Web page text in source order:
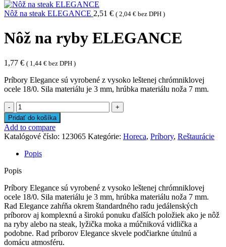
Nôž na steak ELEGANCE 2,51 € ( 2,04 € bez DPH )
Nôž na ryby ELEGANCE
1,77 € ( 1,44 € bez DPH )
Príbory Elegance sú vyrobené z vysoko leštenej chrómniklovej
ocele 18/0. Sila materiálu je 3 mm, hrúbka materiálu noža 7 mm.
množstvo
Nôž
na
ryby
ELEGANCE
Pridať do košíka
Add to compare
Katalógové číslo: 123065 Kategórie: Horeca, Príbory, Reštaurácie
Popis
Popis
Príbory Elegance sú vyrobené z vysoko leštenej chrómniklovej
ocele 18/0. Sila materiálu je 3 mm, hrúbka materiálu noža 7 mm.
Rad Elegance zahŕňa okrem štandardného radu jedálenských
príborov aj komplexnú a širokú ponuku ďalších položiek ako je nôž
na ryby alebo na steak, lyžička moka a múčniková vidlička a
podobne. Rad príborov Elegance skvele podčiarkne útulnú a
domácu atmosféru.